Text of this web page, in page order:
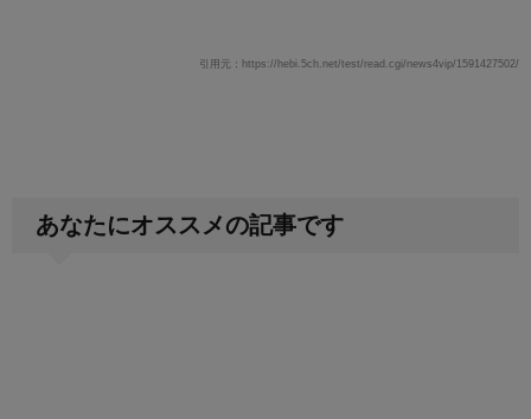
引用元：https://hebi.5ch.net/test/read.cgi/news4vip/1591427502/
あなたにオススメの記事です